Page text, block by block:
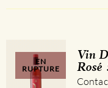
EN
RUPTURE
Vin
Rosé